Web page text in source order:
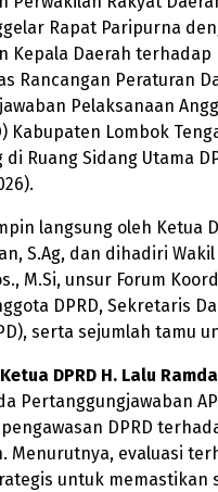
Rapat Paripurna
Kepala Daerah
Rancangan Peraturan
Pelaksanaan
Kabupaten Lombok
Ruang Sidang Utama
langsung oleh Ketua
S.Ag, dan dihadiri
M.Si, unsur Forum
DPRD, Sekretaris
serta sejumlah tamu
Ketua DPRD H. Lalu
Pertanggungjawaban
DPRD
Menurutnya, evaluasi
untuk memastikan